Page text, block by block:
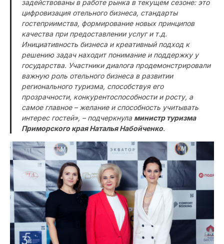
задействованы в работе рынка в текущем сезоне: это
цифровизация отельного бизнеса, стандарты
гостеприимства, формирование новых принципов
качества при предоставлении услуг и т.д.
Инициативность бизнеса и креативный подход к
решению задач находит понимание и поддержку у
государства. Участники диалога продемонстрировали
важную роль отельного бизнеса в развитии
регионального туризма, способствуя его
прозрачности, конкурентоспособности и росту, а
самое главное – желание и способность учитывать
интерес гостей», – подчеркнула министр туризма
Приморского края Наталья Набойченко.